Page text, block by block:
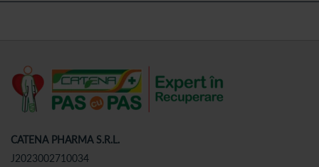
CATENA PHARMA S.R.L.
J2023002710034